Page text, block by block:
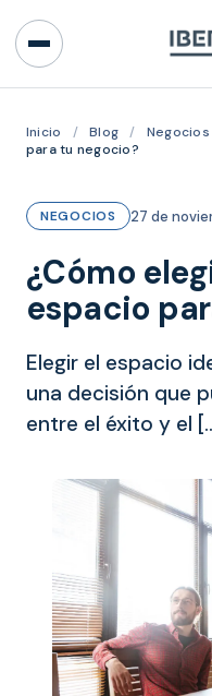
Inicio / Blog / Negocios
para tu negocio?
NEGOCIOS 27 de
¿Cómo
espacio
Elegir el espacio
una decisión que
entre el éxito y el